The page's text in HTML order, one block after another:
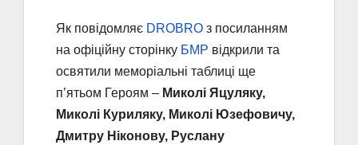
Як повідомляє DROBRO з посиланням
на офіційну сторінку БМР відкрили та
освятили меморіальні таблиці ще
п’ятьом Героям – Миколі Яцуляку,
Миколі Куриляку, Миколі Юзефовичу,
Дмитру Ніконову, Руслану